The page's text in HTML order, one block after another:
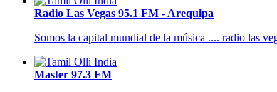
Radio Las Vegas 95.1 FM - Arequipa
Somos la capital mundial de la música .... radio las
Master 97.3 FM